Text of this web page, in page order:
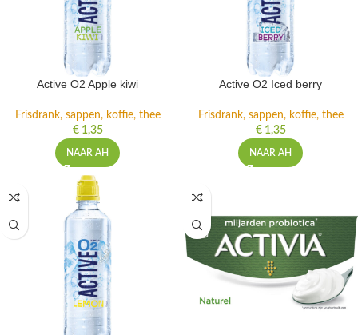
Active O2 Apple kiwi
Frisdrank, sappen, koffie, thee
€1,35
NAAR AH
Active O2 Iced berry
Frisdrank, sappen, koffie, thee
€1,35
NAAR AH